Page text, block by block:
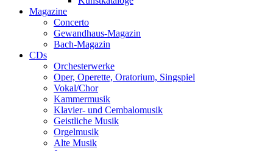
Magazine
Concerto
Gewandhaus-Magazin
Bach-Magazin
CDs
Orchesterwerke
Oper, Operette, Oratorium, Singspiel
Vokal/Chor
Kammermusik
Klavier- und Cembalomusik
Geistliche Musik
Orgelmusik
Alte Musik